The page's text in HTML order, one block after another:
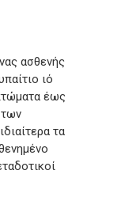
ασθενής
ιό
έως
των
τα